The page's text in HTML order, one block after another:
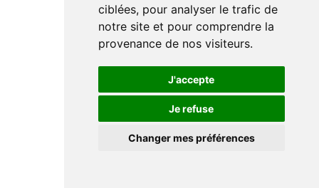
ciblées, pour analyser le trafic de
notre site et pour comprendre la
provenance de nos visiteurs.
J'accepte
Je refuse
Changer mes préférences